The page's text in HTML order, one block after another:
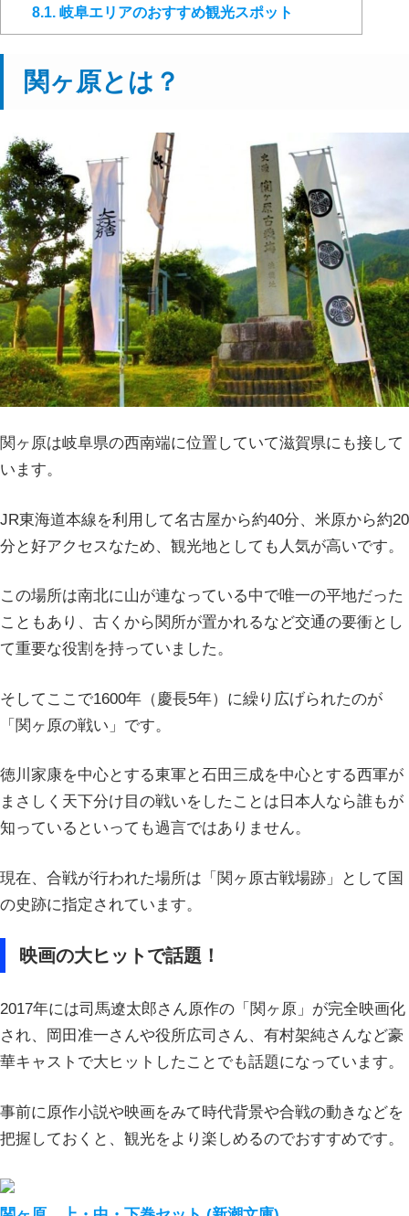
8.1. 岐阜エリアのおすすめ観光スポット
関ヶ原とは？
関ヶ原は岐阜県の西南端に位置していて滋賀県にも接して
います。
JR東海道本線を利用して名古屋から約40分、米原から約20
分と好アクセスなため、観光地としても人気が高いです。
この場所は南北に山が連なっている中で唯一の平地だった
こともあり、古くから関所が置かれるなど交通の要衝とし
て重要な役割を持っていました。
そしてここで1600年（慶長5年）に繰り広げられたのが
「関ヶ原の戦い」です。
徳川家康を中心とする東軍と石田三成を中心とする西軍が
まさしく天下分け目の戦いをしたことは日本人なら誰もが
知っているといっても過言ではありません。
現在、合戦が行われた場所は「関ヶ原古戦場跡」として国
の史跡に指定されています。
映画の大ヒットで話題！
2017年には司馬遼太郎さん原作の「関ヶ原」が完全映画化
され、岡田准一さんや役所広司さん、有村架純さんなど豪
華キャストで大ヒットしたことでも話題になっています。
事前に原作小説や映画をみて時代背景や合戦の動きなどを
把握しておくと、観光をより楽しめるのでおすすめです。